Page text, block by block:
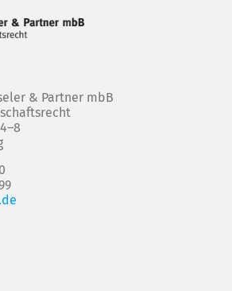
& Partner mbB